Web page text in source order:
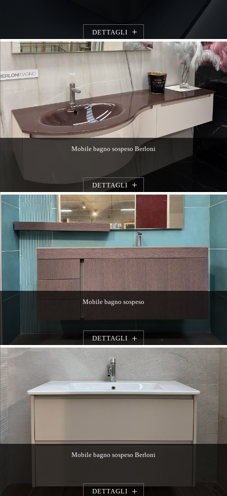
DETTAGLI
Mobile bagno sospeso Berloni
DETTAGLI
Mobile bagno sospeso
DETTAGLI
Mobile bagno sospeso Berloni
DETTAGLI